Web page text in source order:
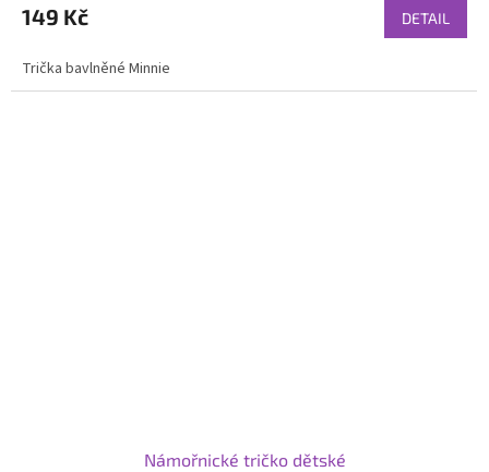
149 Kč DETAIL
Trička bavlněné Minnie
Námořnické tričko dětské